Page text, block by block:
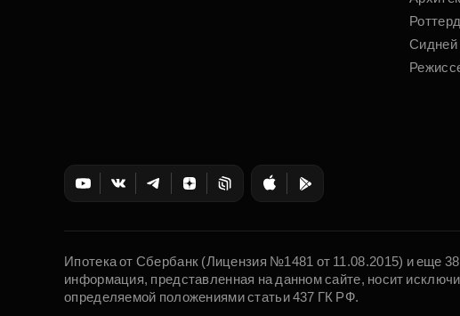
Ипотека от Сбербанк (Лицензия №1481 от 11.08.2015) и еще
информация, представленная на данном сайте, носит
определяемой положениями статьи 437 ГК РФ.